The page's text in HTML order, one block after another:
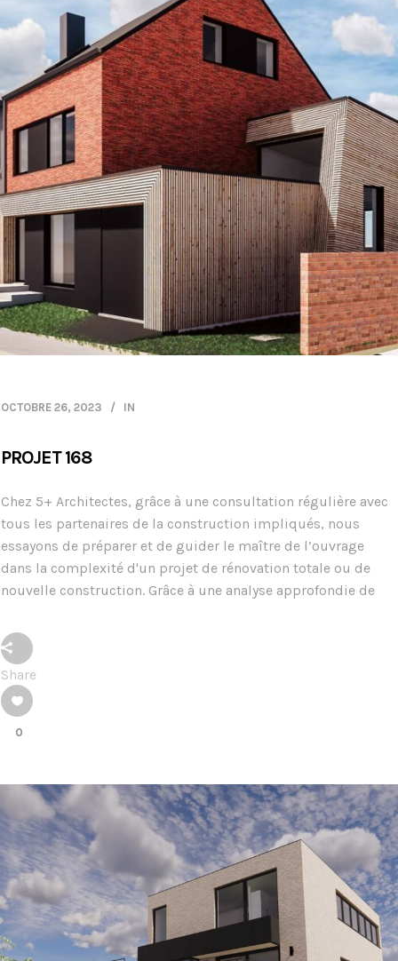
OCTOBRE 26, 2023 IN
PROJET 168
Chez 5+ Architectes, grâce à une consultation régulière avec
tous les partenaires de la construction impliqués, nous
essayons de préparer et de guider le maître de l’ouvrage
dans la complexité d'un projet de rénovation totale ou de
nouvelle construction. Grâce à une analyse approfondie de
Share
0